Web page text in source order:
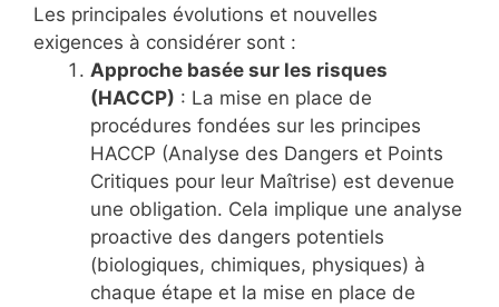
Les principales évolutions et nouvelles
exigences à considérer sont :
Approche basée sur les risques
(HACCP) : La mise en place de
procédures fondées sur les principes
HACCP (Analyse des Dangers et Points
Critiques pour leur Maîtrise) est devenue
une obligation. Cela implique une analyse
proactive des dangers potentiels
(biologiques, chimiques, physiques) à
chaque étape et la mise en place de